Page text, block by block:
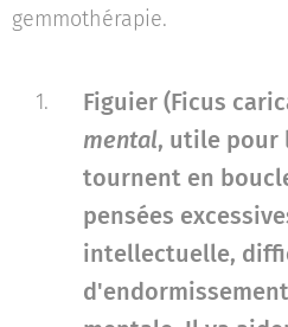
gemmothérapie.
Figuier (Ficus
mental, utile pour
tournent en
pensées
intellectuelle,